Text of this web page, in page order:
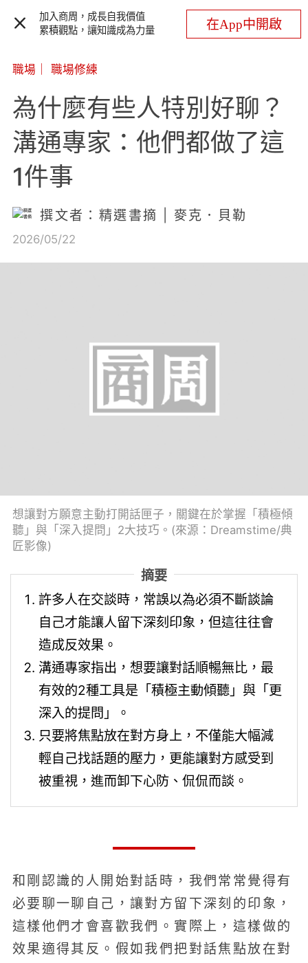
加入商周，成長自我價值
累積觀點，讓知識成為力量
在App中開啟
職場 職場修練
為什麼有些人特別好聊？
溝通專家：他們都做了這
1件事
撰文者：精選書摘 | 麥克．貝勒
2026/05/22
想讓對方願意主動打開話匣子，關鍵在於掌握「積極傾
聽」與「深入提問」2大技巧。(來源：Dreamstime/典
匠影像)
摘要
許多人在交談時，常誤以為必須不斷談論
自己才能讓人留下深刻印象，但這往往會
造成反效果。
溝通專家指出，想要讓對話順暢無比，最
有效的2種工具是「積極主動傾聽」與「更
深入的提問」。
只要將焦點放在對方身上，不僅能大幅減
輕自己找話題的壓力，更能讓對方感受到
被重視，進而卸下心防、侃侃而談。
和剛認識的人開始對話時，我們常常覺得有
必要聊一聊自己，讓對方留下深刻的印象，
這樣他們才會喜歡我們。實際上，這樣做的
效果適得其反。假如我們把對話焦點放在對